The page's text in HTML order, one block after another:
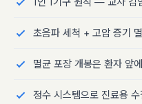
초음파 세척 + 고압 증기
멸균 포장 개봉은 환자 앞
정수 시스템으로 진료용 수